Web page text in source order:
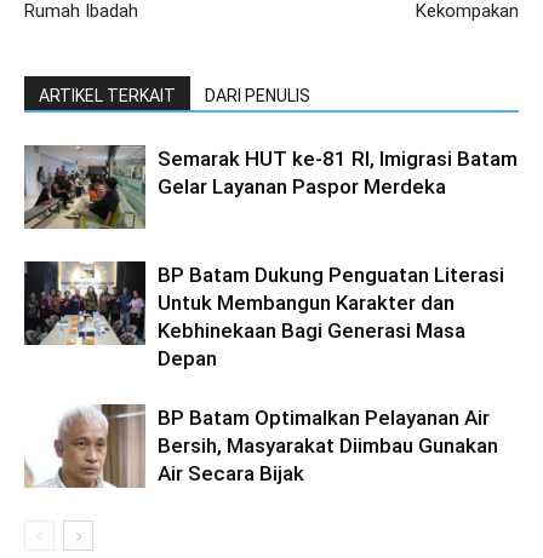
Rumah Ibadah Kekompakan
ARTIKEL TERKAIT DARI PENULIS
Semarak HUT ke-81 RI, Imigrasi Batam
Gelar Layanan Paspor Merdeka
BP Batam Dukung Penguatan Literasi
Untuk Membangun Karakter dan
Kebhinekaan Bagi Generasi Masa
Depan
BP Batam Optimalkan Pelayanan Air
Bersih, Masyarakat Diimbau Gunakan
Air Secara Bijak